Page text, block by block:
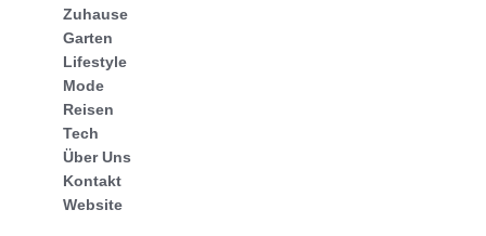
Zuhause
Garten
Lifestyle
Mode
Reisen
Tech
Über Uns
Kontakt
Website